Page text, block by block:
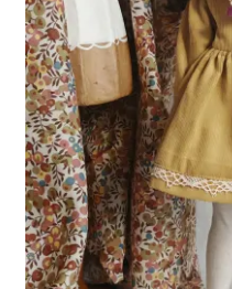
Panier
Politique de confidentialité
Politique de cookies (UE)
Validation de la commande